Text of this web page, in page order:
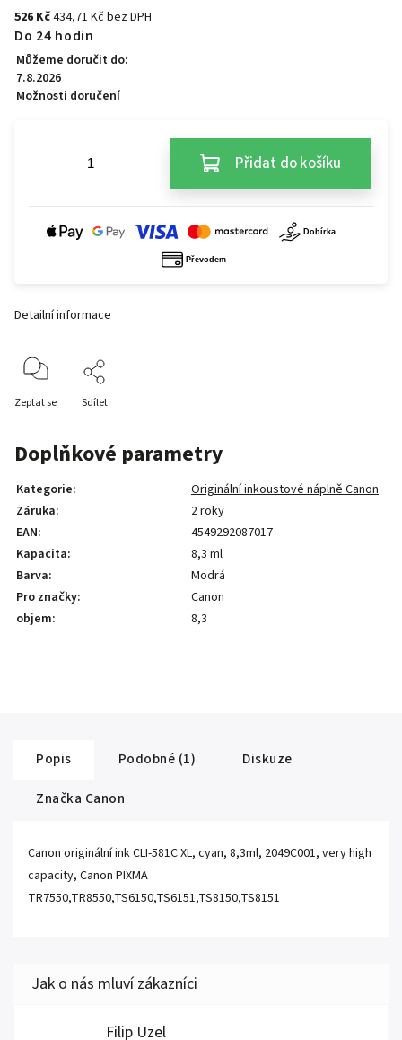
526 Kč434,71 Kč bez DPH
Do 24 hodin
Můžeme doručit do:
7.8.2026
Možnosti doručení
Přidat do košíku
Detailní informace
Zeptat se Sdílet
Doplňkové parametry
Kategorie:
Originální inkoustové náplně Canon
Záruka:
2 roky
EAN:
4549292087017
Kapacita:
8,3 ml
Barva:
Modrá
Pro značky:
Canon
objem: 8,3
Popis Podobné (1)
Diskuze
Značka Canon
Canon originální ink CLI-581C XL, cyan, 8,3ml, 2049C001, very high
capacity, Canon PIXMA
TR7550,TR8550,TS6150,TS6151,TS8150,TS8151
Filip Uzel